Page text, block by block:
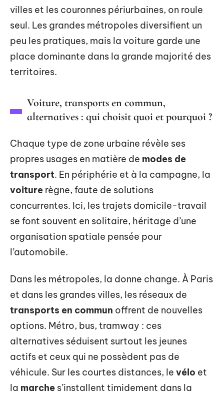
villes et les couronnes périurbaines, on roule
seul. Les grandes métropoles diversifient un
peu les pratiques, mais la voiture garde une
place dominante dans la grande majorité des
territoires.
Voiture, transports en commun,
alternatives : qui choisit quoi et pourquoi ?
Chaque type de zone urbaine révèle ses
propres usages en matière de modes de
transport. En périphérie et à la campagne, la
voiture règne, faute de solutions
concurrentes. Ici, les trajets domicile-travail
se font souvent en solitaire, héritage d’une
organisation spatiale pensée pour
l’automobile.
Dans les métropoles, la donne change. À Paris
et dans les grandes villes, les réseaux de
transports en commun offrent de nouvelles
options. Métro, bus, tramway : ces
alternatives séduisent surtout les jeunes
actifs et ceux qui ne possèdent pas de
véhicule. Sur les courtes distances, le vélo et
la marche s’installent timidement dans la